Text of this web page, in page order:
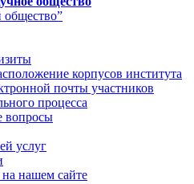
корпусов института
почты участников
процесса
вопросы
услуг
нашем сайте